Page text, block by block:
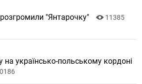
"Янтарочку"
11385
на українсько-польському кордоні